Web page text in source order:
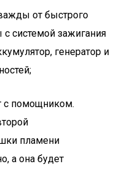
от быстрого
с системой зажигания
генератор и
с помощником.
пламени
а она будет